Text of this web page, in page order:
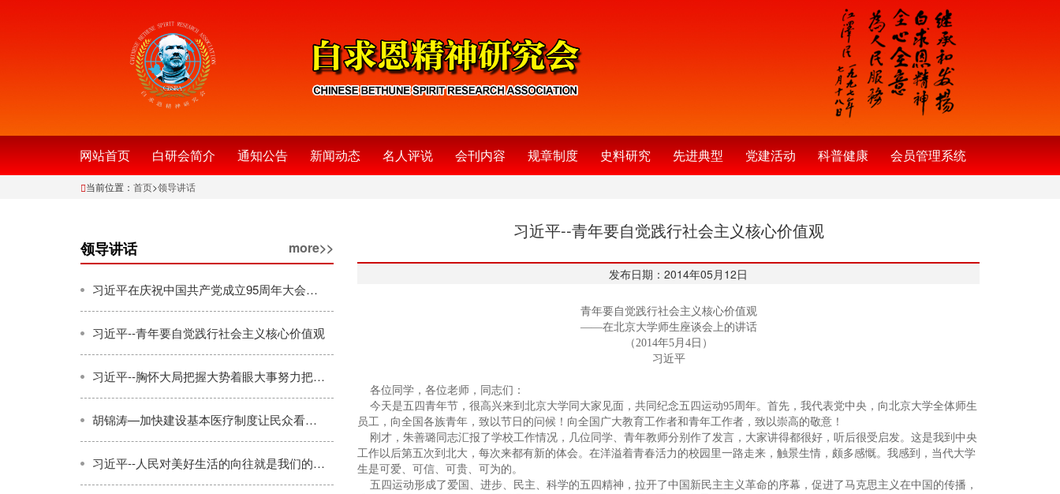
网站首页 白研会简介 通知公告 新闻动态 名人评说 会刊内容 规章制度 史料研究 先进典型 党建活动 科普健康 会员管理系统
当前位置： 首页>领导讲话
领导讲话 more>>
习近平在庆祝中国共产党成立95周年大会上的讲话
习近平--青年要自觉践行社会主义核心价值观
习近平--胸怀大局把握大势着眼大事努力把宣传思想工作做得更好
胡锦涛—加快建设基本医疗制度让民众看得起病
习近平--人民对美好生活的向往就是我们的奋斗目标
习近平--青年要自觉践行社会主义核心价值观
发布日期：2014年05月12日
青年要自觉践行社会主义核心价值观
——在北京大学师生座谈会上的讲话
（2014年5月4日）
习近平
各位同学，各位老师，同志们：
今天是五四青年节，很高兴来到北京大学同大家见面，共同纪念五四运动95周年。首先，我代表党中央，向北京大学全体师生
员工，向全国各族青年，致以节日的问候！向全国广大教育工作者和青年工作者，致以崇高的敬意！
刚才，朱善璐同志汇报了学校工作情况，几位同学、青年教师分别作了发言，大家讲得都很好，听后很受启发。这是我到中央
工作以后第五次到北大，每次来都有新的体会。在洋溢着青春活力的校园里一路走来，触景生情，颇多感慨。我感到，当代大学
生是可爱、可信、可贵、可为的。
五四运动形成了爱国、进步、民主、科学的五四精神，拉开了中国新民主主义革命的序幕，促进了马克思主义在中国的传播，